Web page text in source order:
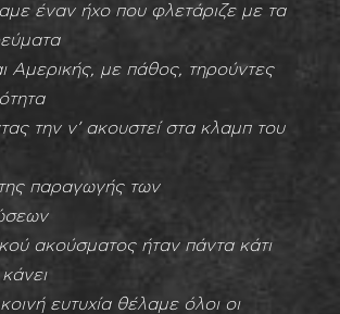
έναν ήχo που φλετάριζε με τα
Αμερικής, με πάθος, τηρούντες
την ν’ ακουστεί στα κλαμπ του
παραγωγής των
ακούσματος ήταν πάντα κάτι
ευτυχία θέλαμε όλοι οι